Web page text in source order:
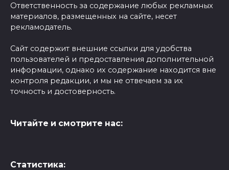
Ответственность за содержание любых рекламных
материалов, размещенных на сайте, несет
рекламодатель.
Сайт содержит внешние ссылки для удобства
пользователей и предоставления дополнительной
информации, однако их содержание находится вне
контроля редакции, и мы не отвечаем за их
точность и достоверность.
Читайте и смотрите нас:
Статистика: